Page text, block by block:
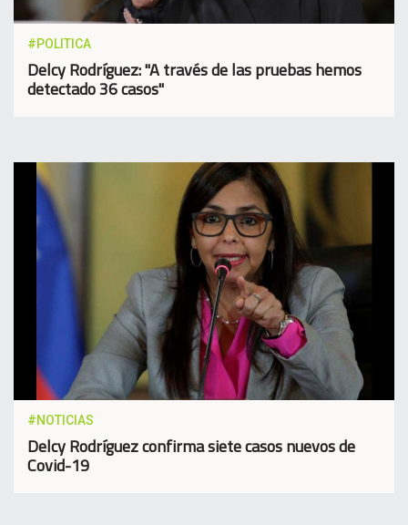
#POLITICA
Delcy Rodríguez: "A través de las pruebas hemos
detectado 36 casos"
#NOTICIAS
Delcy Rodríguez confirma siete casos nuevos de
Covid-19